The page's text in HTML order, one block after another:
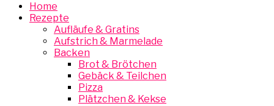
Home
Rezepte
Aufläufe & Gratins
Aufstrich & Marmelade
Backen
Brot & Brötchen
Gebäck & Teilchen
Pizza
Plätzchen & Kekse